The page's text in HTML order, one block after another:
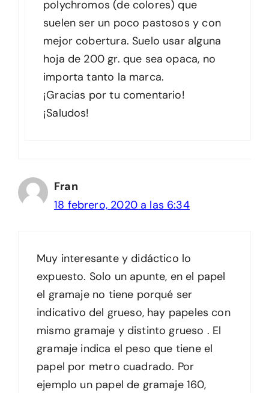
polychromos (de colores) que
suelen ser un poco pastosos y con
mejor cobertura. Suelo usar alguna
hoja de 200 gr. que sea opaca, no
importa tanto la marca.
¡Gracias por tu comentario!
¡Saludos!
Fran
18 febrero, 2020 a las 6:34
Muy interesante y didáctico lo
expuesto. Solo un apunte, en el papel
el gramaje no tiene porqué ser
indicativo del grueso, hay papeles con
mismo gramaje y distinto grueso . El
gramaje indica el peso que tiene el
papel por metro cuadrado. Por
ejemplo un papel de gramaje 160,